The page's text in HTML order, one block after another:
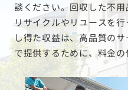
談ください。回収した不
リサイクルやリユースを
し得た収益は、高品質の
で提供するために、料金